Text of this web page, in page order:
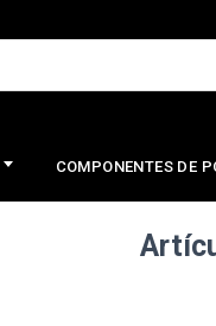
COMPONENTES DE